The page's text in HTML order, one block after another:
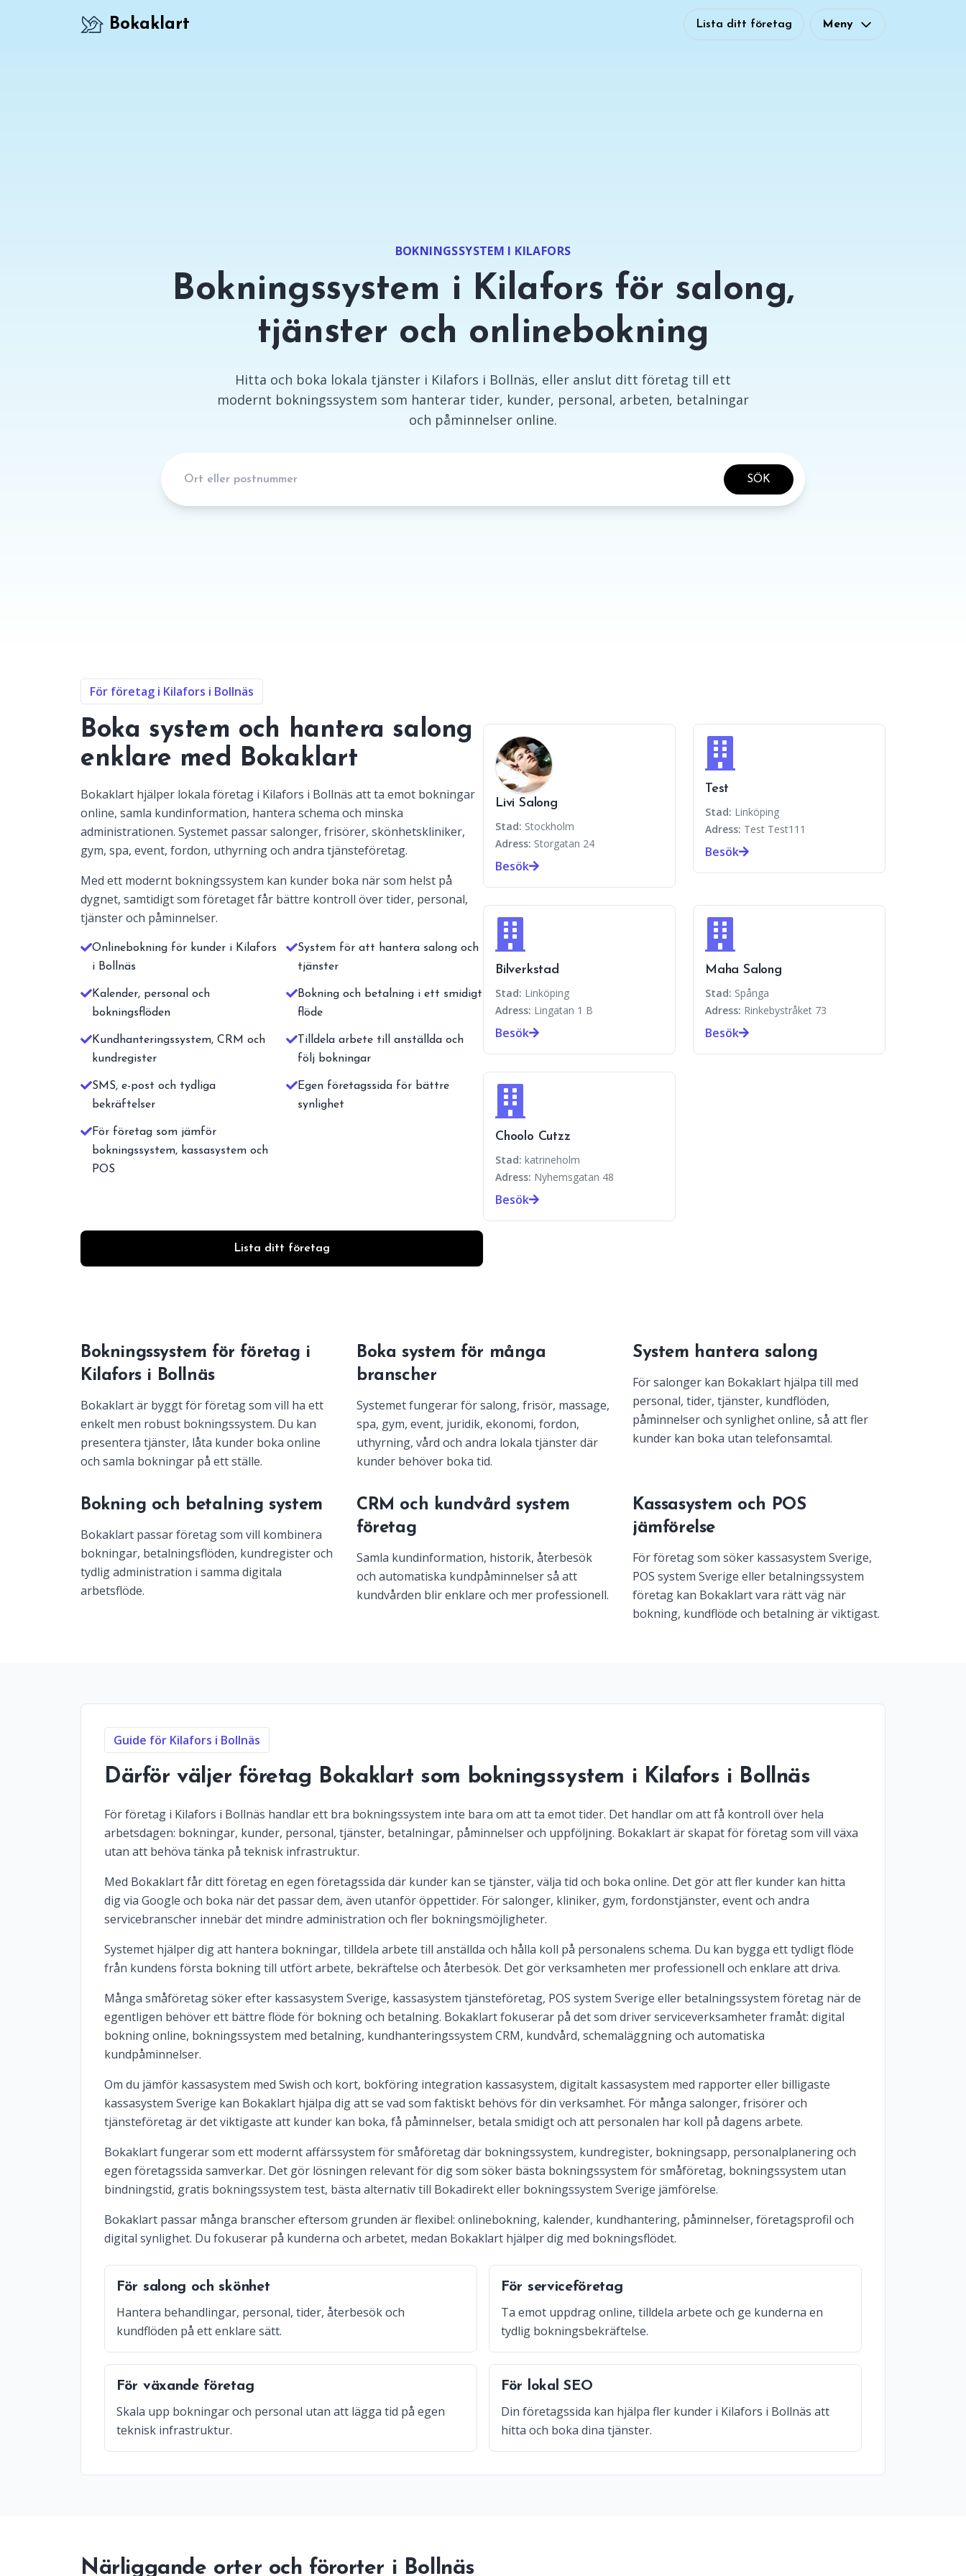
Bokaklart Lista ditt företag Meny
BOKNINGSSYSTEM I KILAFORS
Bokningssystem i Kilafors för salong,
tjänster och onlinebokning
Hitta och boka lokala tjänster i Kilafors i Bollnäs, eller anslut ditt företag till ett
modernt bokningssystem som hanterar tider, kunder, personal, arbeten, betalningar
och påminnelser online.
SÖK
För företag i Kilafors i Bollnäs
Boka system och hantera salong
enklare med Bokaklart
Bokaklart hjälper lokala företag i Kilafors i Bollnäs att ta emot bokningar
online, samla kundinformation, hantera schema och minska
administrationen. Systemet passar salonger, frisörer, skönhetskliniker,
gym, spa, event, fordon, uthyrning och andra tjänsteföretag.
Med ett modernt bokningssystem kan kunder boka när som helst på
dygnet, samtidigt som företaget får bättre kontroll över tider, personal,
tjänster och påminnelser.
Onlinebokning för kunder i Kilafors
i Bollnäs
System för att hantera salong och
tjänster
Kalender, personal och
bokningsflöden
Bokning och betalning i ett smidigt
flöde
Kundhanteringssystem, CRM och
kundregister
Tilldela arbete till anställda och
följ bokningar
SMS, e-post och tydliga
bekräftelser
Egen företagssida för bättre
synlighet
För företag som jämför
bokningssystem, kassasystem och
POS
Lista ditt företag
Livi Salong
Stad: Stockholm
Adress: Storgatan 24
Besök
Test
Stad: Linköping
Adress: Test Test111
Besök
Bilverkstad
Stad: Linköping
Adress: Lingatan 1 B
Besök
Maha Salong
Stad: Spånga
Adress: Rinkebystråket 73
Besök
Choolo Cutzz
Stad: katrineholm
Adress: Nyhemsgatan 48
Besök
Bokningssystem för företag i
Kilafors i Bollnäs
Bokaklart är byggt för företag som vill ha ett
enkelt men robust bokningssystem. Du kan
presentera tjänster, låta kunder boka online
och samla bokningar på ett ställe.
Boka system för många
branscher
Systemet fungerar för salong, frisör, massage,
spa, gym, event, juridik, ekonomi, fordon,
uthyrning, vård och andra lokala tjänster där
kunder behöver boka tid.
System hantera salong
För salonger kan Bokaklart hjälpa till med
personal, tider, tjänster, kundflöden,
påminnelser och synlighet online, så att fler
kunder kan boka utan telefonsamtal.
Bokning och betalning system
Bokaklart passar företag som vill kombinera
bokningar, betalningsflöden, kundregister och
tydlig administration i samma digitala
arbetsflöde.
CRM och kundvård system
företag
Samla kundinformation, historik, återbesök
och automatiska kundpåminnelser så att
kundvården blir enklare och mer professionell.
Kassasystem och POS
jämförelse
För företag som söker kassasystem Sverige,
POS system Sverige eller betalningssystem
företag kan Bokaklart vara rätt väg när
bokning, kundflöde och betalning är viktigast.
Guide för Kilafors i Bollnäs
Därför väljer företag Bokaklart som bokningssystem i Kilafors i Bollnäs
För företag i Kilafors i Bollnäs handlar ett bra bokningssystem inte bara om att ta emot tider. Det handlar om att få kontroll över hela
arbetsdagen: bokningar, kunder, personal, tjänster, betalningar, påminnelser och uppföljning. Bokaklart är skapat för företag som vill växa
utan att behöva tänka på teknisk infrastruktur.
Med Bokaklart får ditt företag en egen företagssida där kunder kan se tjänster, välja tid och boka online. Det gör att fler kunder kan hitta
dig via Google och boka när det passar dem, även utanför öppettider. För salonger, kliniker, gym, fordonstjänster, event och andra
servicebranscher innebär det mindre administration och fler bokningsmöjligheter.
Systemet hjälper dig att hantera bokningar, tilldela arbete till anställda och hålla koll på personalens schema. Du kan bygga ett tydligt flöde
från kundens första bokning till utfört arbete, bekräftelse och återbesök. Det gör verksamheten mer professionell och enklare att driva.
Många småföretag söker efter kassasystem Sverige, kassasystem tjänsteföretag, POS system Sverige eller betalningssystem företag när de
egentligen behöver ett bättre flöde för bokning och betalning. Bokaklart fokuserar på det som driver serviceverksamheter framåt: digital
bokning online, bokningssystem med betalning, kundhanteringssystem CRM, kundvård, schemaläggning och automatiska
kundpåminnelser.
Om du jämför kassasystem med Swish och kort, bokföring integration kassasystem, digitalt kassasystem med rapporter eller billigaste
kassasystem Sverige kan Bokaklart hjälpa dig att se vad som faktiskt behövs för din verksamhet. För många salonger, frisörer och
tjänsteföretag är det viktigaste att kunder kan boka, få påminnelser, betala smidigt och att personalen har koll på dagens arbete.
Bokaklart fungerar som ett modernt affärssystem för småföretag där bokningssystem, kundregister, bokningsapp, personalplanering och
egen företagssida samverkar. Det gör lösningen relevant för dig som söker bästa bokningssystem för småföretag, bokningssystem utan
bindningstid, gratis bokningssystem test, bästa alternativ till Bokadirekt eller bokningssystem Sverige jämförelse.
Bokaklart passar många branscher eftersom grunden är flexibel: onlinebokning, kalender, kundhantering, påminnelser, företagsprofil och
digital synlighet. Du fokuserar på kunderna och arbetet, medan Bokaklart hjälper dig med bokningsflödet.
För salong och skönhet
Hantera behandlingar, personal, tider, återbesök och
kundflöden på ett enklare sätt.
För serviceföretag
Ta emot uppdrag online, tilldela arbete och ge kunderna en
tydlig bokningsbekräftelse.
För växande företag
Skala upp bokningar och personal utan att lägga tid på egen
teknisk infrastruktur.
För lokal SEO
Din företagssida kan hjälpa fler kunder i Kilafors i Bollnäs att
hitta och boka dina tjänster.
Närliggande orter och förorter i Bollnäs